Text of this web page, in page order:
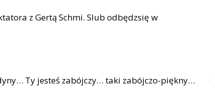
z Gertą Schmi. Slub odbędzsię w
Ty jesteś zabójczy… taki zabójczo-piękny…